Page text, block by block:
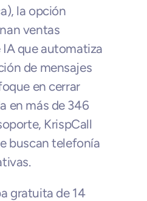
la opción
ventas
que automatiza
de mensajes
en cerrar
en más de 346
KrispCall
buscan telefonía
gratuita de 14